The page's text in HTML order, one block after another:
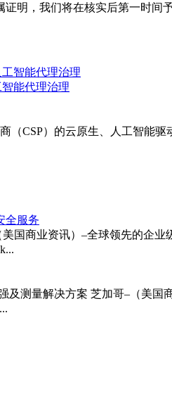
明，我们将在核实后第一时间
智能代理治理
（CSP）的云原生、人工智能
全服务
国商业资讯）–全球领先的企
测量解决方案 芝加哥–（美